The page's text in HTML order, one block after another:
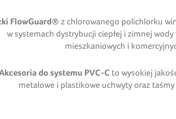
FlowGuard®z chlorowanego polichlorku
w systemach dystrybucji ciepłej i zimnej
mieszkaniowych i
do systemu PVC-C to wysokiej
metalowe i plastikowe uchwyty oraz taśmy